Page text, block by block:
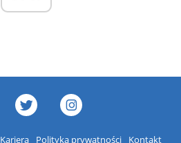
Kariera Polityka prywatności Kontakt